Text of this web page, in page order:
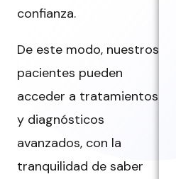
confianza.
De este modo, nuestros
pacientes pueden
acceder a tratamientos
y diagnósticos
avanzados, con la
tranquilidad de saber